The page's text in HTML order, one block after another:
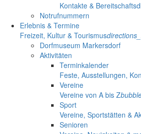
Kontakte &
Notrufnummern
Erlebnis & Termine
Freizeit, Kultur & Tourismus
Dorfmuseum Markersdorf
Aktivitäten
Terminkalender
Feste, Ausstellungen,
Vereine
Vereine von A bis Z
Sport
Vereine, Sportstätten &
Senioren